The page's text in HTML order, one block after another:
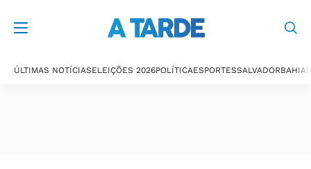
ÚLTIMAS NOTÍCIASELEIÇÕES 2026POLÍTICAESPORTESSALVADORBAHIA